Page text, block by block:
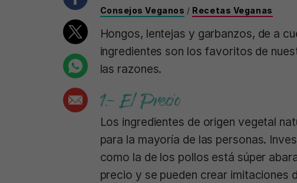
Consejos Veganos / Recetas Veganas
Hongos, lentejas y garbanzos, de a
ingredientes son los favoritos de
las razones.
1.- El Precio
Los ingredientes de origen vegetal
para la mayoría de las personas.
como la de los pollos está súper
precio y se pueden crear imitaciones